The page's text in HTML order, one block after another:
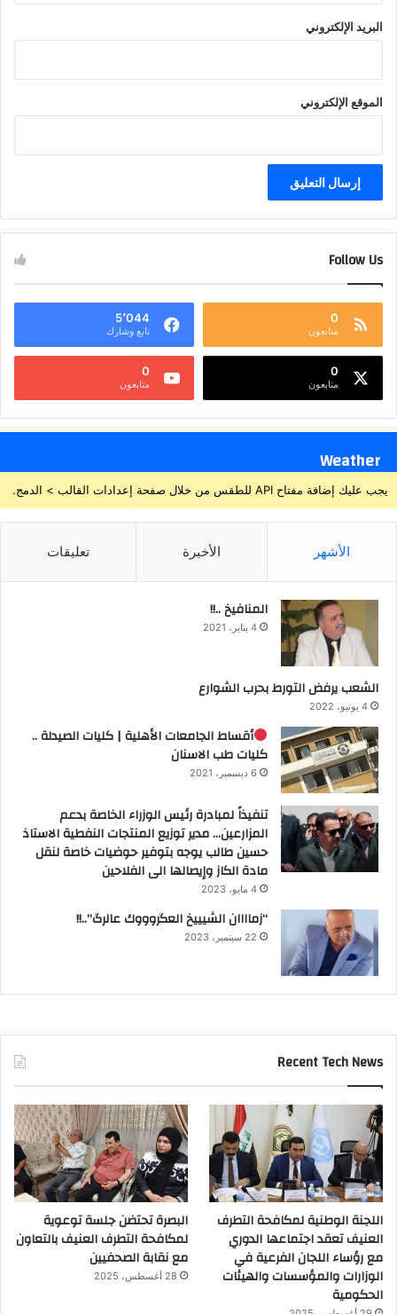
البريد الإلكتروني
الموقع الإلكتروني
Follow Us
0
متابعون
5٬044
تابع وشارك
0
متابعون
0
متابعون
Weather
يجب عليك إضافة مفتاح API للطقس من خلال صفحة إعدادات القالب > الدمج.
الأشهر الأخيرة تعليقات
المنافيخ ..!!
4 يناير، 2021
الشعب يرفض التورط بحرب الشوارع
4 يونيو، 2022
أقساط الجامعات الأهلية | كليات الصيدلة ..
كليات طب الاسنان
6 ديسمبر، 2021
تنفيذاً لمبادرة رئيس الوزراء الخاصة بدعم
المزارعين… مدير توزيع المنتجات النفطية الاستاذ
حسين طالب يوجه بتوفير حوضيات خاصة لنقل
مادة الكاز وإيصالها الى الفلاحين
4 مايو، 2023
“زماااان الشيييخ العگروووك عالرگ”..!!
22 سبتمبر، 2023
Recent Tech News
اللجنة الوطنية لمكافحة التطرف
العنيف تعقد اجتماعها الدوري
مع رؤساء اللجان الفرعية في
الوزارات والمؤسسات والهيئات
الحكومية
البصرة تحتضن جلسة توعوية
لمكافحة التطرف العنيف بالتعاون
مع نقابة الصحفيين
28 أغسطس، 2025